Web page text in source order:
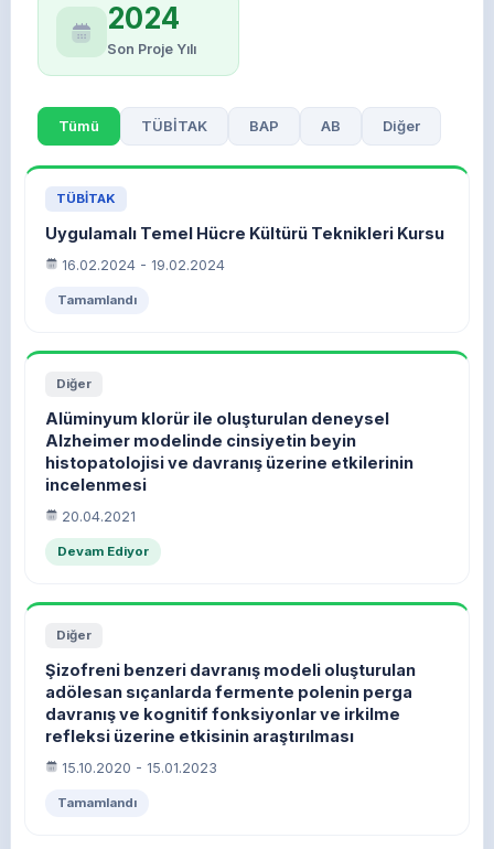
2024
Son Proje Yılı
Tümü TÜBİTAK BAP AB Diğer
TÜBİTAK
Uygulamalı Temel Hücre Kültürü Teknikleri Kursu
16.02.2024 - 19.02.2024
Tamamlandı
Diğer
Alüminyum klorür ile oluşturulan deneysel
Alzheimer modelinde cinsiyetin beyin
histopatolojisi ve davranış üzerine etkilerinin
incelenmesi
20.04.2021
Devam Ediyor
Diğer
Şizofreni benzeri davranış modeli oluşturulan
adölesan sıçanlarda fermente polenin perga
davranış ve kognitif fonksiyonlar ve irkilme
refleksi üzerine etkisinin araştırılması
15.10.2020 - 15.01.2023
Tamamlandı